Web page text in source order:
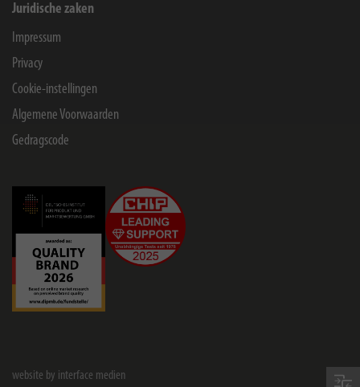
Juridische zaken
Impressum
Privacy
Cookie-instellingen
Algemene Voorwaarden
Gedragscode
website by interface medien